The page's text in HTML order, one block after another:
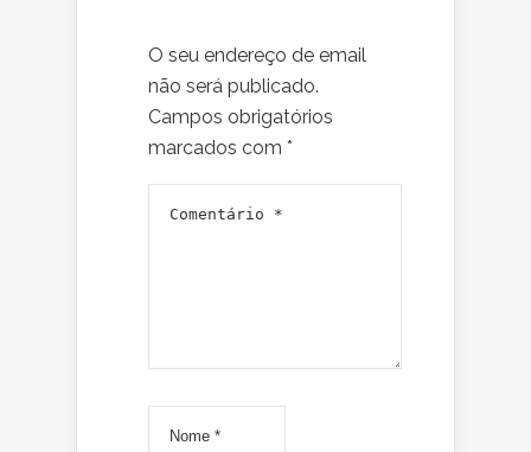
O seu endereço de email
não será publicado.
Campos obrigatórios
marcados com *